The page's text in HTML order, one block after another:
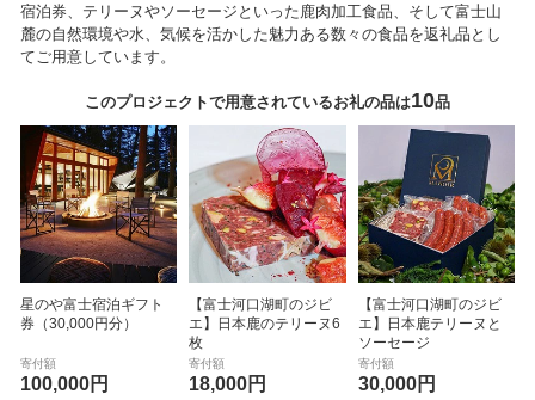
宿泊券、テリーヌやソーセージといった鹿肉加工食品、そして富士山
麓の自然環境や水、気候を活かした魅力ある数々の食品を返礼品とし
てご用意しています。
このプロジェクトで用意されているお礼の品は10品
星のや富士宿泊ギフト
券（30,000円分）
寄付額
100,000円
【富士河口湖町のジビ
エ】日本鹿のテリーヌ6
枚
寄付額
18,000円
【富士河口湖町のジビ
エ】日本鹿テリーヌと
ソーセージ
寄付額
30,000円